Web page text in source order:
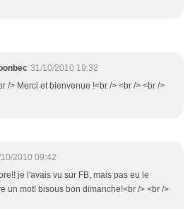
31/10/2010 19:32
/> Merci et bienvenue !<br /> <br /> <br />
2010 09:42
je l'avais vu sur FB, mais pas eu le
un mot! bisous bon dimanche!<br /> <br />